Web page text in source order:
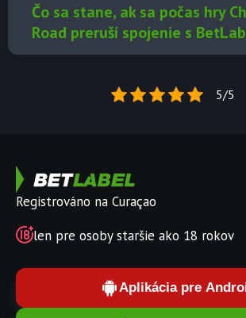
Čo sa stane, ak sa počas hry
Road preruší spojenie s
5/5
Registrováno na Curaçao
len pre osoby staršie ako 18 rokov
Aplikácia pre